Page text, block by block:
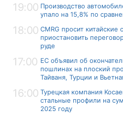
19:00 Производство
упало на 15,8% по
18:00 CMRG просит китайские
приостановить
руде
17:00 ЕС объявил об
пошлинах на плоский
Тайваня, Турции и
16:00 Турецкая компания
стальные профили на
2025 году